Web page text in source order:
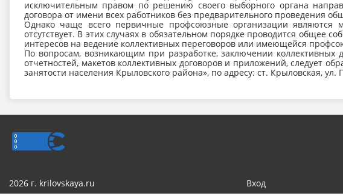
исключительным правом по решению своего выборного органа
договора от имени всех работников без предварительного проведения
Однако чаще всего первичные профсоюзные организации являются
отсутствует. В этих случаях в обязательном порядке проводится общее
интересов на ведение коллективных переговоров или имеющейся
По вопросам, возникающим при разработке, заключении
отчетностей, макетов коллективных договоров и приложений, следует
занятости населения Крыловского района», по адресу: ст. Крыловская,
2026 г. krilovskaya.ru Вход